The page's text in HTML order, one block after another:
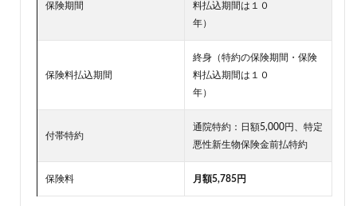
保険期間
料払込期間は１０
年）
保険料払込期間
終身（特約の保険期間・保険
料払込期間は１０
年）
付帯特約
通院特約：日額5,000円、特定
悪性新生物保険金前払特約
保険料 月額5,785円